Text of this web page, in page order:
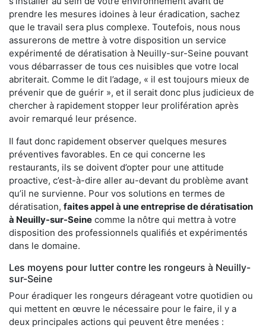
prendre les mesures idoines à leur éradication, sachez
que le travail sera plus complexe. Toutefois, nous nous
assurerons de mettre à votre disposition un service
expérimenté de dératisation à Neuilly-sur-Seine pouvant
vous débarrasser de tous ces nuisibles que votre local
abriterait. Comme le dit l’adage, « il est toujours mieux de
prévenir que de guérir », et il serait donc plus judicieux de
chercher à rapidement stopper leur prolifération après
avoir remarqué leur présence.
Il faut donc rapidement observer quelques mesures
préventives favorables. En ce qui concerne les
restaurants, ils se doivent d’opter pour une attitude
proactive, c’est-à-dire aller au-devant du problème avant
qu’il ne survienne. Pour vos solutions en termes de
dératisation, faites appel à une entreprise de dératisation
à Neuilly-sur-Seine comme la nôtre qui mettra à votre
disposition des professionnels qualifiés et expérimentés
dans le domaine.
Les moyens pour lutter contre les rongeurs à Neuilly-
sur-Seine
Pour éradiquer les rongeurs dérageant votre quotidien ou
qui mettent en œuvre le nécessaire pour le faire, il y a
deux principales actions qui peuvent être menées :